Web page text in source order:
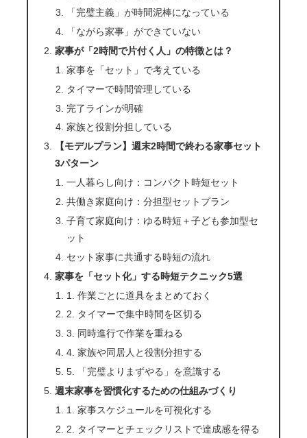
「完璧主義」が時間泥棒になっている
「ながら家事」ができていない
家事が「2時間で片付く人」の特徴とは？
家事を「セット」で考えている
タイマーで時間管理している
完了ラインが明確
家族と役割分担している
【モデルプラン】週末2時間で終わる家事セット
3パターン
一人暮らし向け：コンパクト時短セット
共働き家庭向け：分担型セットプラン
子育て家庭向け：ゆる時短＋子ども参加型セ
ット
セット家事に共通する時短の流れ
家事を「セット化」する時短テクニック5選
1. 作業ごとに道具をまとめておく
2. タイマーで集中時間を区切る
3. 同時進行で作業を重ねる
4. 家族や同居人と役割分担する
5. 「完璧よりまずやる」を意識する
週末家事を習慣化するための仕組みづくり
1. 家事スケジュールを可視化する
2. タイマーとチェックリストで達成感を得る